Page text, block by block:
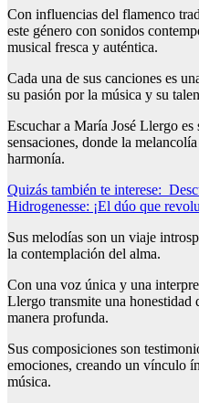
Con influencias del flamenco
este género con sonidos
musical fresca y auténtica.
Cada una de sus canciones es
su pasión por la música y su
Escuchar a María José Llergo
sensaciones, donde la
harmonía.
Quizás también te interese:
Hidrogenesse: ¡El dúo que
Sus melodías son un viaje
la contemplación del alma.
Con una voz única y una
Llergo transmite una honestidad
manera profunda.
Sus composiciones son
emociones, creando un vínculo
música.